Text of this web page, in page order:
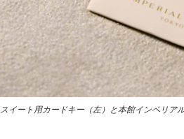
スイート用カードキー（左）と本館インペリア